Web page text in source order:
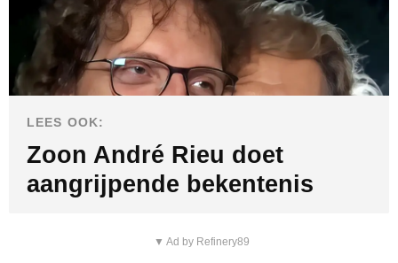
LEES OOK:
Zoon André Rieu doet
aangrijpende bekentenis
▼ Ad by Refinery89